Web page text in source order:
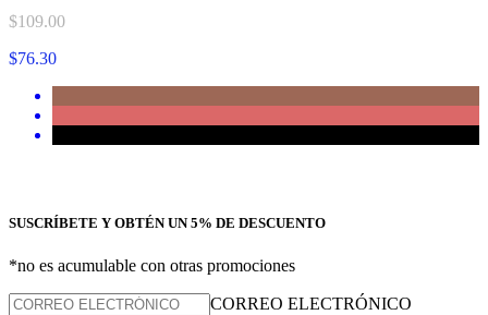
$109.00
$76.30
SUSCRÍBETE Y OBTÉN UN 5% DE DESCUENTO
*no es acumulable con otras promociones
CORREO ELECTRÓNICO